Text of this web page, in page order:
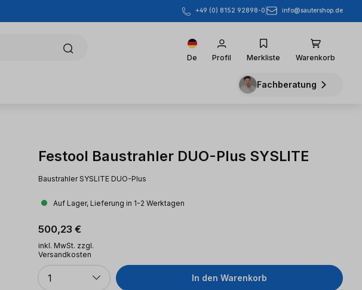
+49 (0) 8152 92898-0 info@sautershop.de
De Profil Merkliste Warenkorb
Fachberatung
Festool Baustrahler DUO-Plus SYSLITE
Baustrahler SYSLITE DUO-Plus
Auf Lager, Lieferung in 1-2 Werktagen
Regulärer Preis:
500,23 €
inkl. MwSt. zzgl.
Versandkosten
Anzahl
1 In den Warenkorb